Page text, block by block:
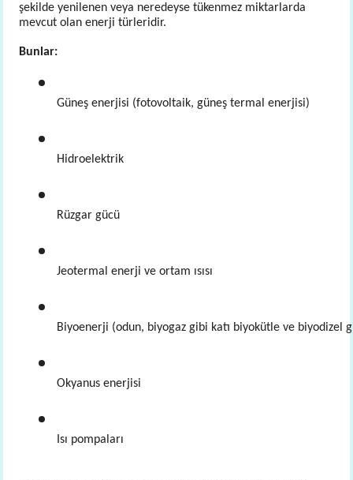
şekilde yenilenen veya neredeyse tükenmez miktarlarda
mevcut olan enerji türleridir.
Bunlar:
Güneş enerjisi (fotovoltaik, güneş termal enerjisi)
Hidroelektrik
Rüzgar gücü
Jeotermal enerji ve ortam ısısı
Biyoenerji (odun, biyogaz gibi katı biyokütle ve biyodizel
Okyanus enerjisi
Isı pompaları